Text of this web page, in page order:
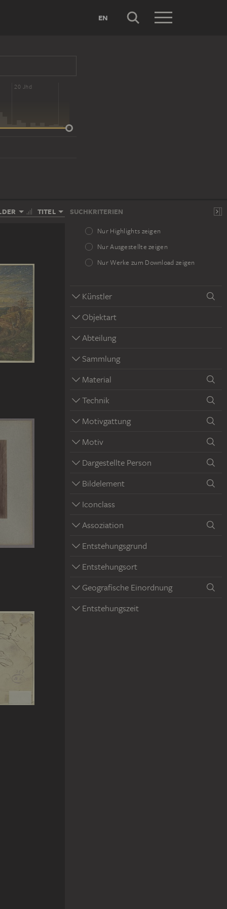
EN
20 Jhd
TITEL SUCHKRITERIEN
Nur Highlights zeigen
Nur Ausgestellte zeigen
Nur Werke zum Download zeigen
Künstler
Objektart
Abteilung
Sammlung
Material
Technik
Motivgattung
Motiv
Dargestellte Person
Bildelement
Iconclass
Assoziation
Entstehungsgrund
Entstehungsort
Geografische Einordnung
Entstehungszeit